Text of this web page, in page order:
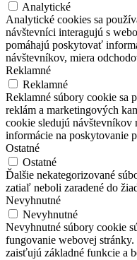
Analytické
Analytické cookies sa
návštevníci interagujú s
pomáhajú poskytovať
návštevníkov, miera
Reklamné
Reklamné
Reklamné súbory cookie sa
reklám a marketingových
cookie sledujú návštevníkov
informácie na poskytovanie
Ostatné
Ostatné
Ďalšie nekategorizované
zatiaľ neboli zaradené do
Nevyhnutné
Nevyhnutné
Nevyhnutné súbory cookie
fungovanie webovej
zaisťujú základné funkcie a